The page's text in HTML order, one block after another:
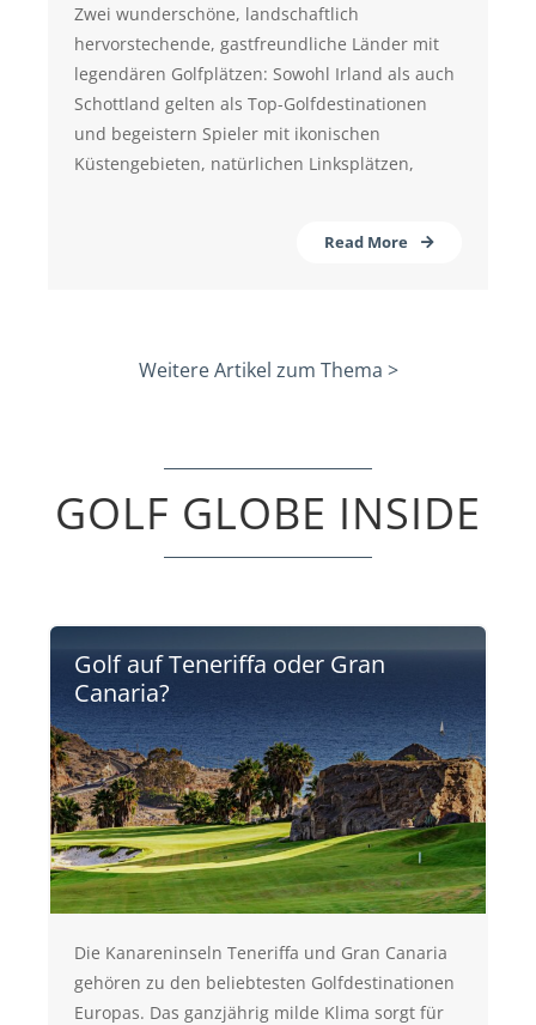
Zwei wunderschöne, landschaftlich
hervorstechende, gastfreundliche Länder mit
legendären Golfplätzen: Sowohl Irland als auch
Schottland gelten als Top-Golfdestinationen
und begeistern Spieler mit ikonischen
Küstengebieten, natürlichen Linksplätzen,
Read More
Weitere Artikel zum Thema >
GOLF GLOBE INSIDE
Golf auf Teneriffa oder Gran
Canaria?
Die Kanareninseln Teneriffa und Gran Canaria
gehören zu den beliebtesten Golfdestinationen
Europas. Das ganzjährig milde Klima sorgt für